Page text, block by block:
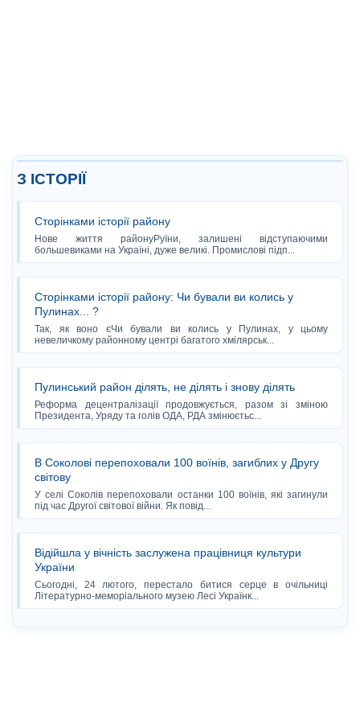
З ІСТОРІЇ
Сторінками історії району
Нове життя районуРуїни, залишені відступаючими
большевиками на Україні, дуже великі. Промислові підп...
Сторінками історії району: Чи бували ви колись у
Пулинах... ?
Так, як воно єЧи бували ви колись у Пулинах, у цьому
невеличкому районному центрі багатого хмілярськ...
Пулинський район ділять, не ділять і знову ділять
Реформа децентралізації продовжується, разом зі зміною
Президента, Уряду та голів ОДА, РДА змінюєтьс...
В Соколові перепоховали 100 воїнів, загиблих у Другу
світову
У селі Соколів перепоховали останки 100 воїнів, які загинули
під час Другої світової війни. Як повід...
Відійшла у вічність заслужена працівниця культури
України
Сьогодні, 24 лютого, перестало битися серце в очільниці
Літературно-меморіального музею Лесі Українк...